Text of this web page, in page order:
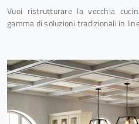
Vuoi ristrutturare la vecchia
gamma di soluzioni tradizionali in